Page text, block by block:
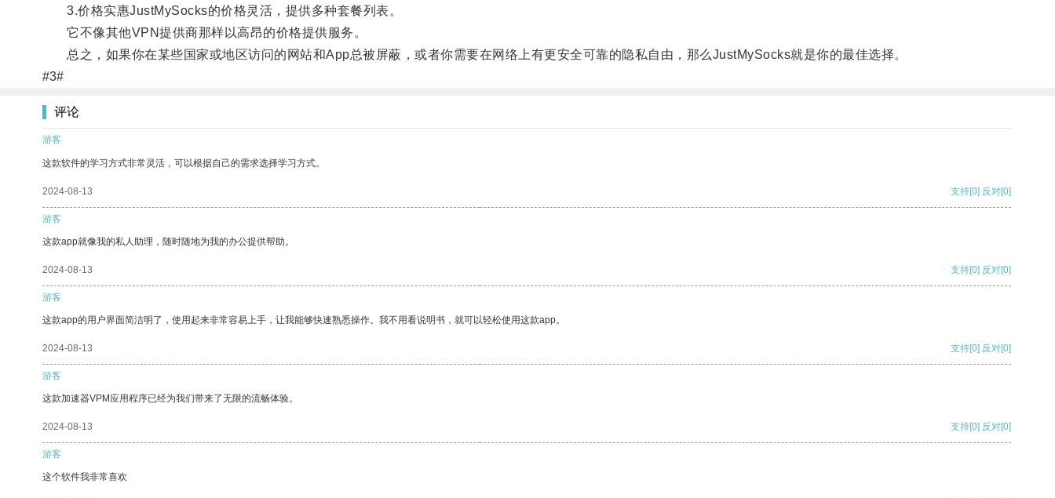
3.价格实惠JustMySocks的价格灵活，提供多种套餐列表。
它不像其他VPN提供商那样以高昂的价格提供服务。
总之，如果你在某些国家或地区访问的网站和App总被屏蔽，或者你需要在网络上有更安全可靠的隐私自由，那么JustMySocks就是你的最佳选择。
#3#
评论
游客
这款软件的学习方式非常灵活，可以根据自己的需求选择学习方式。
2024-08-13 支持[0] 反对[0]
游客
这款app就像我的私人助理，随时随地为我的办公提供帮助。
2024-08-13 支持[0] 反对[0]
游客
这款app的用户界面简洁明了，使用起来非常容易上手，让我能够快速熟悉操作。我不用看说明书，就可以轻松使用这款app。
2024-08-13 支持[0] 反对[0]
游客
这款加速器VPM应用程序已经为我们带来了无限的流畅体验。
2024-08-13 支持[0] 反对[0]
游客
这个软件我非常喜欢